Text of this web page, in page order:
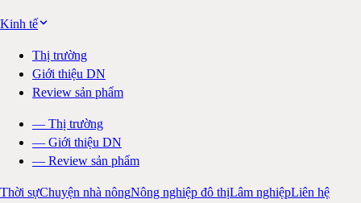
Kinh tế
Thị trường
Giới thiệu DN
Review sản phẩm
— Thị trường
— Giới thiệu DN
— Review sản phẩm
Thời sựChuyện nhà nôngNông nghiệp đô thịLâm nghiệpLiên hệ